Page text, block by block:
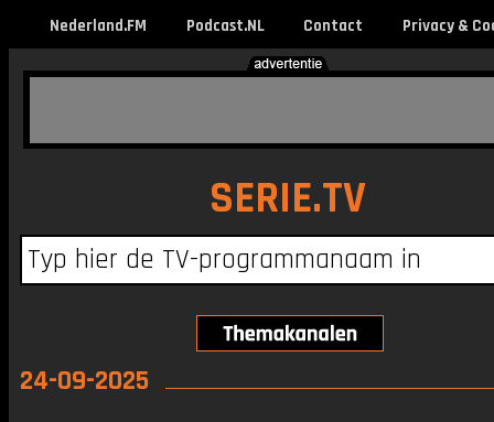
Nederland.FM Podcast.NL Contact Privacy &
SERIE.TV
24-09-2025